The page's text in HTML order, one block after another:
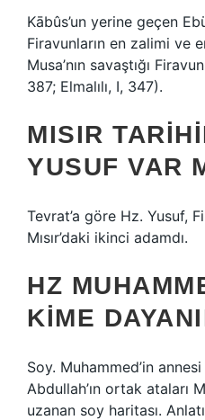
Kābûs’un yerine geçen
Firavunların en zalimi ve
Musa’nın savaştığı
387; Elmalılı, I, 347).
MISIR
YUSUF VAR
Tevrat’a göre Hz. Yusuf,
Mısır’daki ikinci adamdı.
HZ
KIME
Soy. Muhammed’in
Abdullah’ın ortak ataları
uzanan soy haritası.